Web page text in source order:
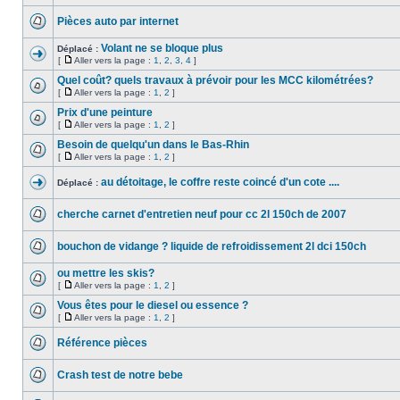
Pièces auto par internet
Déplacé : Volant ne se bloque plus
[ Aller vers la page : 1 2 3 4 ]
Quel coût? quels travaux à prévoir pour les MCC kilométrées?
[ Aller vers la page : 1 2 ]
Prix d'une peinture
[ Aller vers la page : 1 2 ]
Besoin de quelqu'un dans le Bas-Rhin
[ Aller vers la page : 1 2 ]
Déplacé : au détoitage, le coffre reste coincé d'un cote ....
cherche carnet d'entretien neuf pour cc 2l 150ch de 2007
bouchon de vidange ? liquide de refroidissement 2l dci 150ch
ou mettre les skis?
[ Aller vers la page : 1 2 ]
Vous êtes pour le diesel ou essence ?
[ Aller vers la page : 1 2 ]
Référence pièces
Crash test de notre bebe